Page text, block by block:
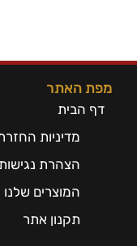
מפת האתר
דף הבית
מדיניות
הצהרת נגישות
המוצרים שלנו
תקנון אתר